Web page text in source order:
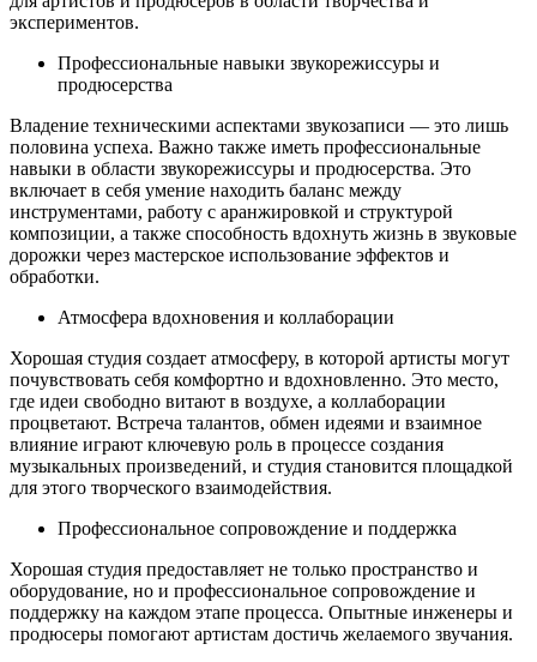
экспериментов.
Профессиональные навыки звукорежиссуры и
продюсерства
Владение техническими аспектами звукозаписи — это лишь
половина успеха. Важно также иметь профессиональные
навыки в области звукорежиссуры и продюсерства. Это
включает в себя умение находить баланс между
инструментами, работу с аранжировкой и структурой
композиции, а также способность вдохнуть жизнь в звуковые
дорожки через мастерское использование эффектов и
обработки.
Атмосфера вдохновения и коллаборации
Хорошая студия создает атмосферу, в которой артисты могут
почувствовать себя комфортно и вдохновленно. Это место,
где идеи свободно витают в воздухе, а коллаборации
процветают. Встреча талантов, обмен идеями и взаимное
влияние играют ключевую роль в процессе создания
музыкальных произведений, и студия становится площадкой
для этого творческого взаимодействия.
Профессиональное сопровождение и поддержка
Хорошая студия предоставляет не только пространство и
оборудование, но и профессиональное сопровождение и
поддержку на каждом этапе процесса. Опытные инженеры и
продюсеры помогают артистам достичь желаемого звучания.